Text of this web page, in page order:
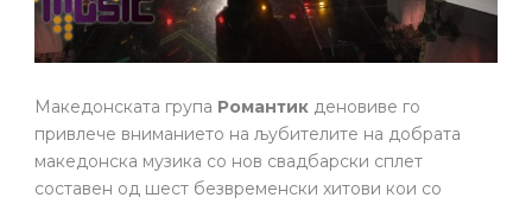
Македонската група Романтик деновиве го
привлече вниманието на љубителите на добрата
македонска музика со нов свадбарски сплет
составен од шест безвременски хитови кои со